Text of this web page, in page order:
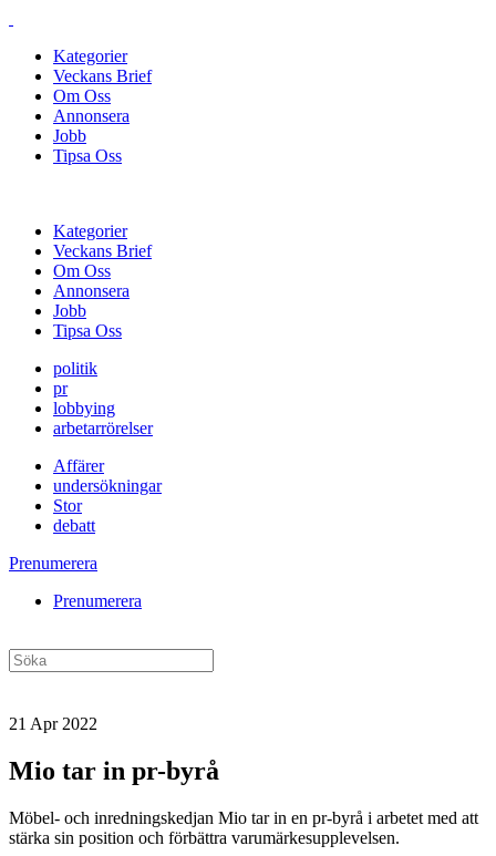
Kategorier
Veckans Brief
Om Oss
Annonsera
Jobb
Tipsa Oss
Kategorier
Veckans Brief
Om Oss
Annonsera
Jobb
Tipsa Oss
politik
pr
lobbying
arbetarrörelser
Affärer
undersökningar
Stor
debatt
Prenumerera
Prenumerera
21 Apr 2022
Mio tar in pr-byrå
Möbel- och inredningskedjan Mio tar in en pr-byrå i arbetet med att
stärka sin position och förbättra varumärkesupplevelsen.